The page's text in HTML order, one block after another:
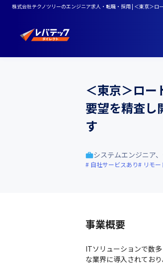
株式会社テクノツリーのエンジニア求人・転職・採用 | ＜東京＞
＜東京＞ロー
要望を精査し
す
システムエンジニア
自社サービスあり リモ
事業概要
ITソリューションで数
な業界に導入されてお